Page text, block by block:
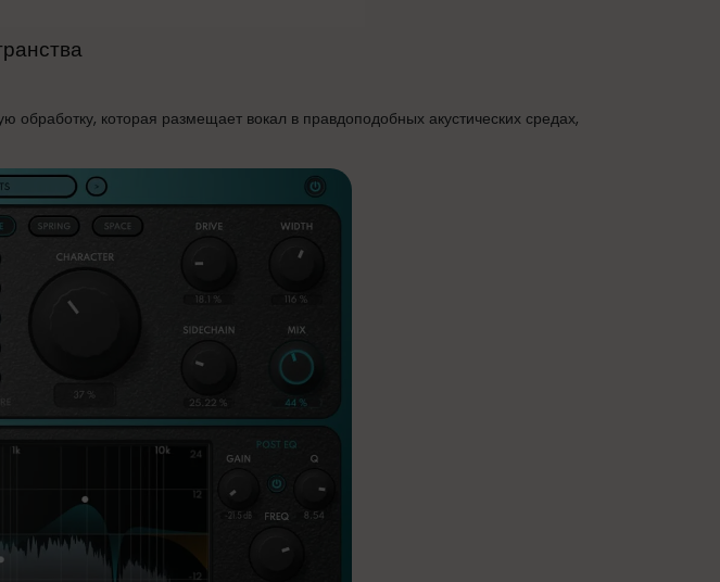
которая размещает вокал в правдоподобных акустических средах,